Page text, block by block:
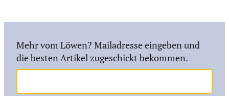
Mehr vom Löwen? Mailadresse eingeben und
die besten Artikel zugeschickt bekommen.